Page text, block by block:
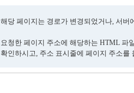
해당 페이지는 경로가 변경되었거나, 서
요청한 페이지 주소에 해당하는 HTML 파
확인하시고, 주소 표시줄에 페이지 주소